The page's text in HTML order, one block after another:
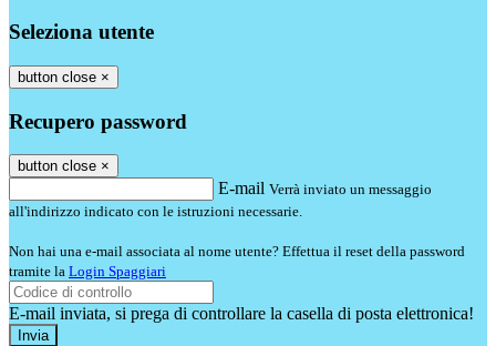
Seleziona utente
button close ×
Recupero password
button close ×
E-mail Verrà inviato un messaggio
all'indirizzo indicato con le istruzioni necessarie.
Non hai una e-mail associata al nome utente? Effettua il reset della password
tramite la Login Spaggiari
E-mail inviata, si prega di controllare la casella di posta elettronica!